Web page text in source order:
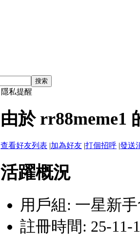
搜索
隱私提醒
由於 rr88meme1
查看好友列表 |加為好友 |打個招呼 |發送
活躍概況
用戶組: 一星新
註冊時間: 25-11-